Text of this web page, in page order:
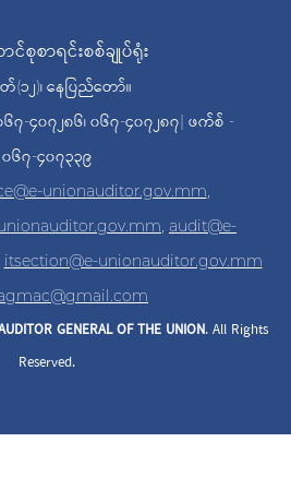
င်စုစာရင်းစစ်ချုပ်ရုံး
(၁၂)၊ နေပြည်တော်။
၆၇-၄၀၇၂၈၆၊ ၀၆၇-၄၀၇၂၈၇| ဖက်စ် -
၀၆၇-၄၀၇၃၃၉
unionauditor.gov.mm,
, audit@e-
itsection@e-unionauditor.gov.mm
GENERAL OF THE UNION. All Rights
Reserved.